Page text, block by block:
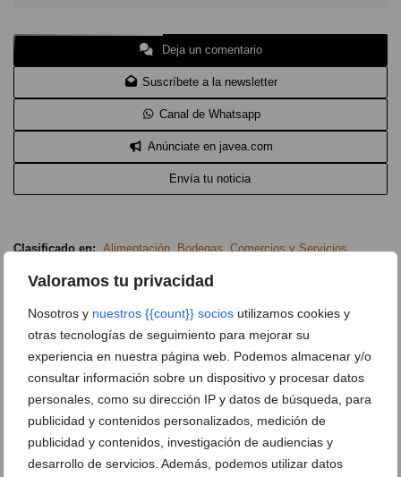
Valoramos tu privacidad
Nosotros y nuestros {{count}} socios utilizamos cookies y
otras tecnologías de seguimiento para mejorar su
experiencia en nuestra página web. Podemos almacenar y/o
consultar información sobre un dispositivo y procesar datos
personales, como su dirección IP y datos de búsqueda, para
publicidad y contenidos personalizados, medición de
publicidad y contenidos, investigación de audiencias y
desarrollo de servicios. Además, podemos utilizar datos
Deja un comentario
Suscríbete a la newsletter
Canal de Whatsapp
Anúnciate en javea.com
Envía tu noticia
Clasificado en: Alimentación Bodegas Comercios y Servicios
artesana en Jávea ,Cerveza artesana en Xàbia
Xàbia,Expertos en vino Jávea,Expertos en vino Xàbia,Maridaje
Productos delicatessen en Jávea
, Productos delicatessen en Xàbia
Productos Gourmet
Tienda de vino Jávea Tienda de vino Xàbia
Tienda vino Jávea, Tienda vino Xàbia,Venta de vino Jávea,Venta de
vino Xàbia,Vinos de prestigio Jávea ,Vinos de prestigio Xàbia,Vinos
, Vinos Premium
ARTÍCULOS RELACIONADOS